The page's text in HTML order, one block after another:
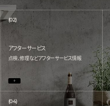
(02)
アフターサービス
点検、修理などアフターサービス情報
(04)